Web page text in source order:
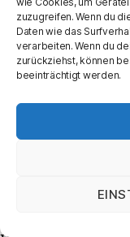
zuzugreifen. Wenn du
Daten wie das
verarbeiten. Wenn du
zurückziehst, können
beeinträchtigt werden.
Tagungen mit
Vorträgen,
Veranstaltungen.
Kurt Tucholsky
Die nächste
findet vom 12. bis
dem Thema
. Dort